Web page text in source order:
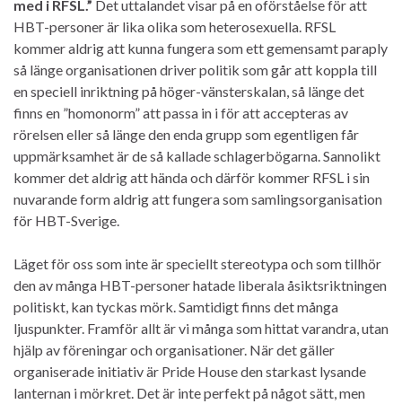
med i RFSL.” Det uttalandet visar på en oförståelse för att
HBT-personer är lika olika som heterosexuella. RFSL
kommer aldrig att kunna fungera som ett gemensamt paraply
så länge organisationen driver politik som går att koppla till
en speciell inriktning på höger-vänsterskalan, så länge det
finns en ”homonorm” att passa in i för att accepteras av
rörelsen eller så länge den enda grupp som egentligen får
uppmärksamhet är de så kallade schlagerbögarna. Sannolikt
kommer det aldrig att hända och därför kommer RFSL i sin
nuvarande form aldrig att fungera som samlingsorganisation
för HBT-Sverige.
Läget för oss som inte är speciellt stereotypa och som tillhör
den av många HBT-personer hatade liberala åsiktsriktningen
politiskt, kan tyckas mörk. Samtidigt finns det många
ljuspunkter. Framför allt är vi många som hittat varandra, utan
hjälp av föreningar och organisationer. När det gäller
organiserade initiativ är Pride House den starkast lysande
lanternan i mörkret. Det är inte perfekt på något sätt, men